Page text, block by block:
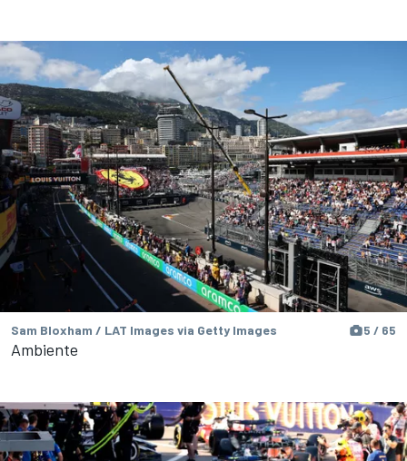
Sam Bloxham / LAT Images via Getty Images 5 / 65
Ambiente